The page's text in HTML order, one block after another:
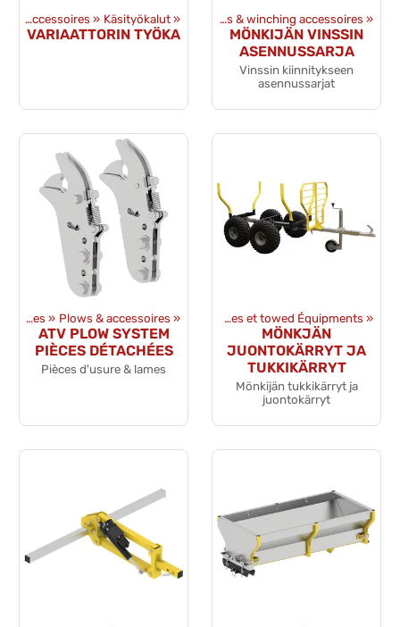
Outils et accessoires ‪» Käsityökalut ‪»
VARIAATTORIN TYÖKA
‪» ATV & UTV accessoires ‪» Winches & winching accessoires ‪»
MÖNKIJÄN VINSSIN
ASENNUSSARJA
Vinssin kiinnitykseen
asennussarjat
ATV & UTV accessoires ‪» Plows & accessoires ‪»
ATV PLOW SYSTEM
PIÈCES DÉTACHÉES
Pièces d'usure & lames
Produits ‪» Remorques et towed Équipments ‪»
MÖNKJÄN
JUONTOKÄRRYT JA
TUKKIKÄRRYT
Mönkijän tukkikärryt ja
juontokärryt